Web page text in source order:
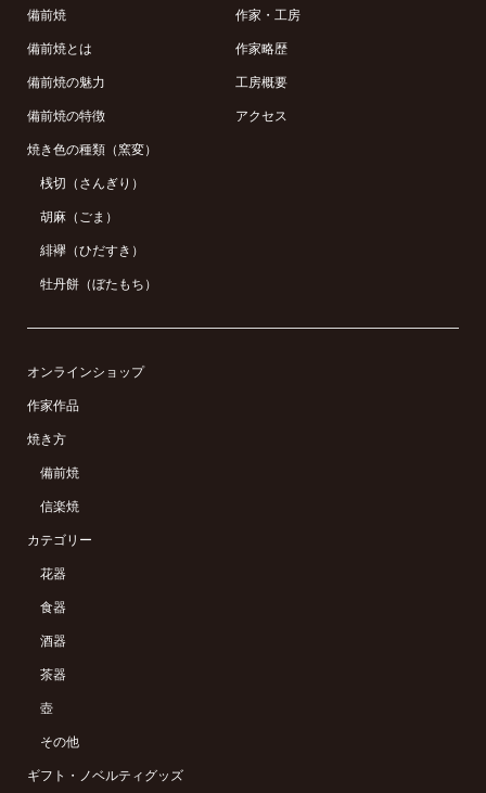
備前焼
備前焼とは
備前焼の魅力
備前焼の特徴
焼き色の種類（窯変）
桟切（さんぎり）
胡麻（ごま）
緋襷（ひだすき）
牡丹餅（ぼたもち）
作家・工房
作家略歴
工房概要
アクセス
オンラインショップ
作家作品
焼き方
備前焼
信楽焼
カテゴリー
花器
食器
酒器
茶器
壺
その他
ギフト・ノベルティグッズ